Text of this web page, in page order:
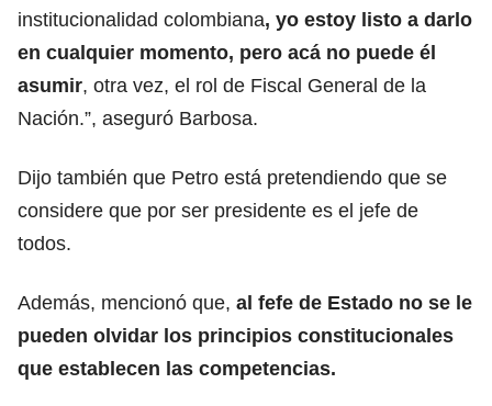
institucionalidad colombiana, yo estoy listo a darlo
en cualquier momento, pero acá no puede él
asumir, otra vez, el rol de Fiscal General de la
Nación.”, aseguró Barbosa.
Dijo también que Petro está pretendiendo que se
considere que por ser presidente es el jefe de
todos.
Además, mencionó que, al fefe de Estado no se le
pueden olvidar los principios constitucionales
que establecen las competencias.